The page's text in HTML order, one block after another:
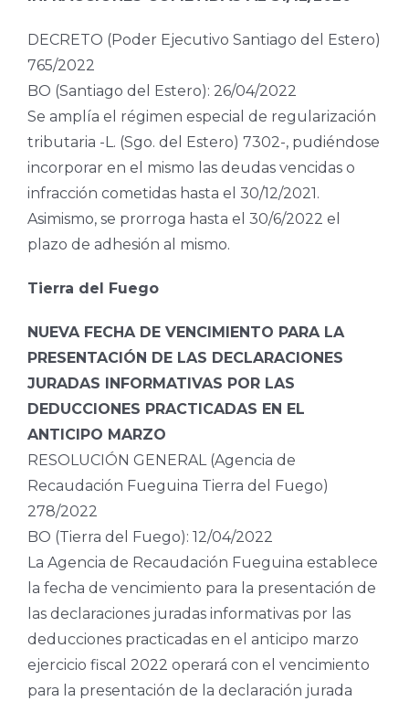
DECRETO (Poder Ejecutivo Santiago del Estero)
765/2022
BO (Santiago del Estero): 26/04/2022
Se amplía el régimen especial de regularización
tributaria -L. (Sgo. del Estero) 7302-, pudiéndose
incorporar en el mismo las deudas vencidas o
infracción cometidas hasta el 30/12/2021.
Asimismo, se prorroga hasta el 30/6/2022 el
plazo de adhesión al mismo.
Tierra del Fuego
NUEVA FECHA DE VENCIMIENTO PARA LA
PRESENTACIÓN DE LAS DECLARACIONES
JURADAS INFORMATIVAS POR LAS
DEDUCCIONES PRACTICADAS EN EL
ANTICIPO MARZO
RESOLUCIÓN GENERAL (Agencia de
Recaudación Fueguina Tierra del Fuego)
278/2022
BO (Tierra del Fuego): 12/04/2022
La Agencia de Recaudación Fueguina establece
la fecha de vencimiento para la presentación de
las declaraciones juradas informativas por las
deducciones practicadas en el anticipo marzo
ejercicio fiscal 2022 operará con el vencimiento
para la presentación de la declaración jurada